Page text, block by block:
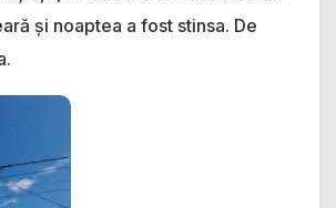
și noaptea a fost stinsa. De